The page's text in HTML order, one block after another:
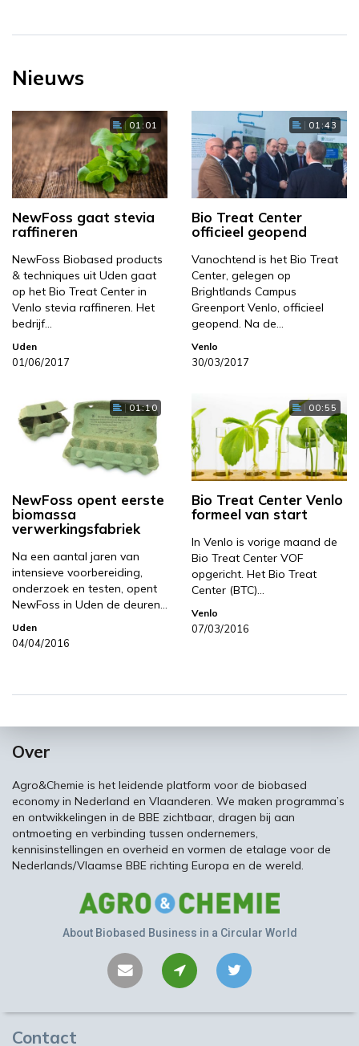
Nieuws
01:01
NewFoss gaat stevia
raffineren
NewFoss Biobased products
& techniques uit Uden gaat
op het Bio Treat Center in
Venlo stevia raffineren. Het
bedrijf…
Uden
01/06/2017
01:43
Bio Treat Center
officieel geopend
Vanochtend is het Bio Treat
Center, gelegen op
Brightlands Campus
Greenport Venlo, officieel
geopend. Na de…
Venlo
30/03/2017
01:10
NewFoss opent eerste
biomassa
verwerkingsfabriek
Na een aantal jaren van
intensieve voorbereiding,
onderzoek en testen, opent
NewFoss in Uden de deuren…
Uden
04/04/2016
00:55
Bio Treat Center Venlo
formeel van start
In Venlo is vorige maand de
Bio Treat Center VOF
opgericht. Het Bio Treat
Center (BTC)…
Venlo
07/03/2016
Over
Agro&Chemie is het leidende platform voor de biobased
economy in Nederland en Vlaanderen. We maken programma’s
en ontwikkelingen in de BBE zichtbaar, dragen bij aan
ontmoeting en verbinding tussen ondernemers,
kennisinstellingen en overheid en vormen de etalage voor de
Nederlands/Vlaamse BBE richting Europa en de wereld.
About Biobased Business in a Circular World
Contact